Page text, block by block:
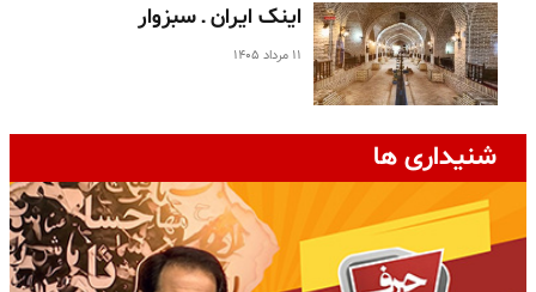
اینک ایران ـ سبزوار
۱۱ مرداد ۱۴۰۵
شنیداری ها